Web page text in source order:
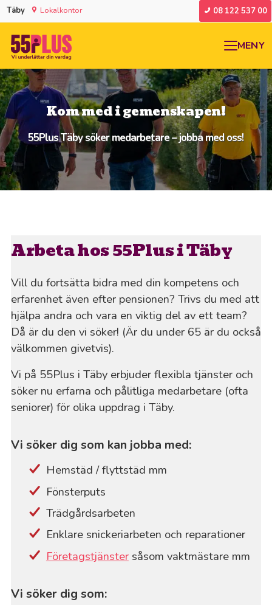
Täby Lokalkontor 08 122 537 00
MENY
Kom med i gemenskapen!
55Plus Täby söker medarbetare – jobba med oss!
Arbeta hos 55Plus i Täby
Vill du fortsätta bidra med din kompetens och
erfarenhet även efter pensionen? Trivs du med att
hjälpa andra och vara en viktig del av ett team?
Då är du den vi söker! (Är du under 65 är du också
välkommen givetvis).
Vi på 55Plus i Täby erbjuder flexibla tjänster och
söker nu erfarna och pålitliga medarbetare (ofta
seniorer) för olika uppdrag i Täby.
Vi söker dig som kan jobba med:
Hemstäd / flyttstäd mm
Fönsterputs
Trädgårdsarbeten
Enklare snickeriarbeten och reparationer
Företagstjänstersåsom vaktmästare mm
Vi söker dig som: